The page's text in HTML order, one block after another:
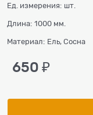
Ед. измерения: шт.
Длина: 1000 мм.
Материал: Ель, Сосна
650 ₽